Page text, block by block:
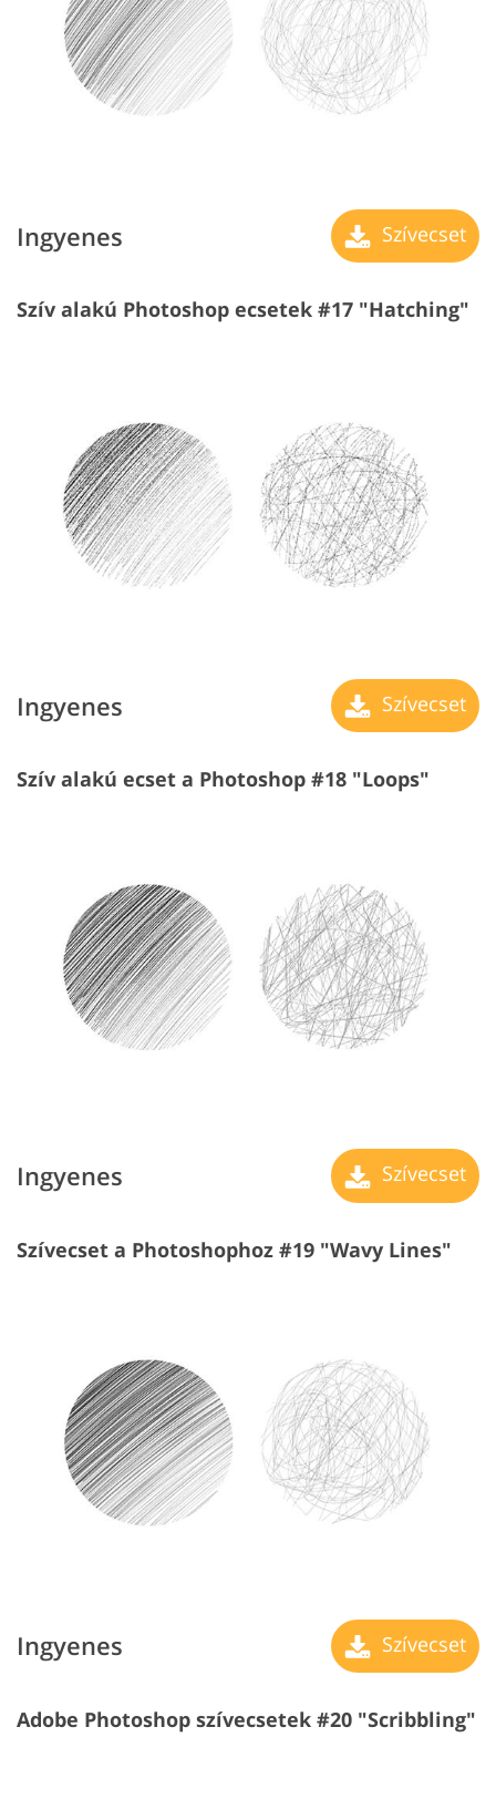
Ingyenes Szívecset
Szív alakú Photoshop ecsetek #17 "Hatching"
Ingyenes Szívecset
Szív alakú ecset a Photoshop #18 "Loops"
Ingyenes Szívecset
Szívecset a Photoshophoz #19 "Wavy Lines"
Ingyenes Szívecset
Adobe Photoshop szívecsetek #20 "Scribbling"